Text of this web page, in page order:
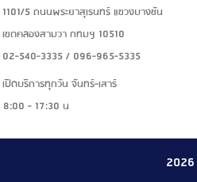
1101/5 ถนนพระยาสุเรนทร์ แขวงบางชัน
เขตคลองสามวา กทมฯ 10510
02-540-3335 / 096-965-5335
เปิดบริการทุกวัน จันทร์-เสาร์
8:00 - 17:30 น
2026